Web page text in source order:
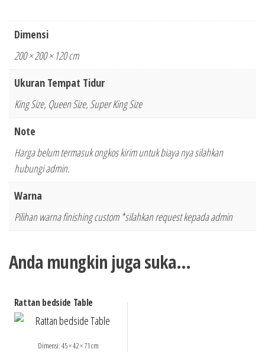
Dimensi
200 × 200 × 120 cm
Ukuran Tempat Tidur
King Size, Queen Size, Super King Size
Note
Harga belum termasuk ongkos kirim untuk biaya nya silahkan
hubungi admin.
Warna
Pilihan warna finishing custom *silahkan request kepada admin
Anda mungkin juga suka…
Rattan bedside Table
Dimensi: 45 × 42 × 71 cm